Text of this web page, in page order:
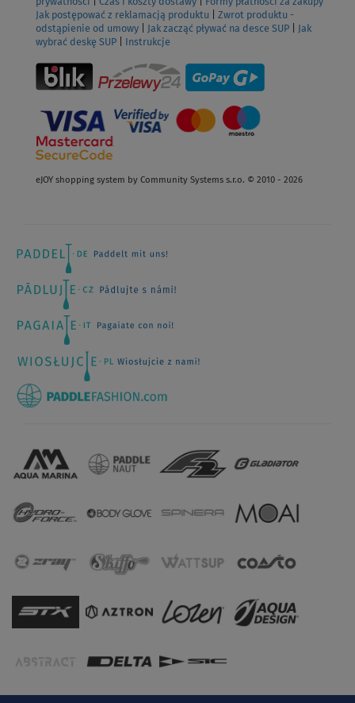
Jak postępować z reklamacją produktu
Zwrot produktu -
odstąpienie od umowy
Jak zacząć pływać na desce SUP
Jak
wybrać deskę SUP
Instrukcje
eJOY shopping system by Community Systems s.r.o. © 2010 - 2026